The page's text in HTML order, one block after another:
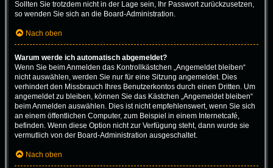
Sollten Sie trotzdem nicht in der Lage sein, Ihr Passwort zurückzusetzen,
so wenden Sie sich an die Board-Administration.
Nach oben
Warum werde ich automatisch abgemeldet?
Wenn Sie beim Anmelden das Kontrollkästchen „Angemeldet bleiben“
nicht auswählen, werden Sie nur für eine Sitzung angemeldet. Dies
verhindert den Missbrauch Ihres Benutzerkontos durch einen Dritten. Um
angemeldet zu bleiben, können Sie das Kästchen „Angemeldet bleiben“
beim Anmelden auswählen. Dies ist nicht empfehlenswert, wenn Sie sich
an einem öffentlichen Computer, zum Beispiel in einem Internetcafé,
befinden. Wenn diese Option nicht zur Verfügung steht, dann wurde sie
vermutlich von der Board-Administration ausgeschaltet.
Nach oben